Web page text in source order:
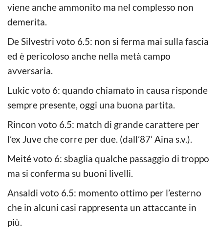
viene anche ammonito ma nel complesso non
demerita.
De Silvestri voto 6.5: non si ferma mai sulla fascia
ed è pericoloso anche nella metà campo
avversaria.
Lukic voto 6: quando chiamato in causa risponde
sempre presente, oggi una buona partita.
Rincon voto 6.5: match di grande carattere per
l’ex Juve che corre per due. (dall’87’ Aina s.v.).
Meité voto 6: sbaglia qualche passaggio di troppo
ma si conferma su buoni livelli.
Ansaldi voto 6.5: momento ottimo per l’esterno
che in alcuni casi rappresenta un attaccante in
più.